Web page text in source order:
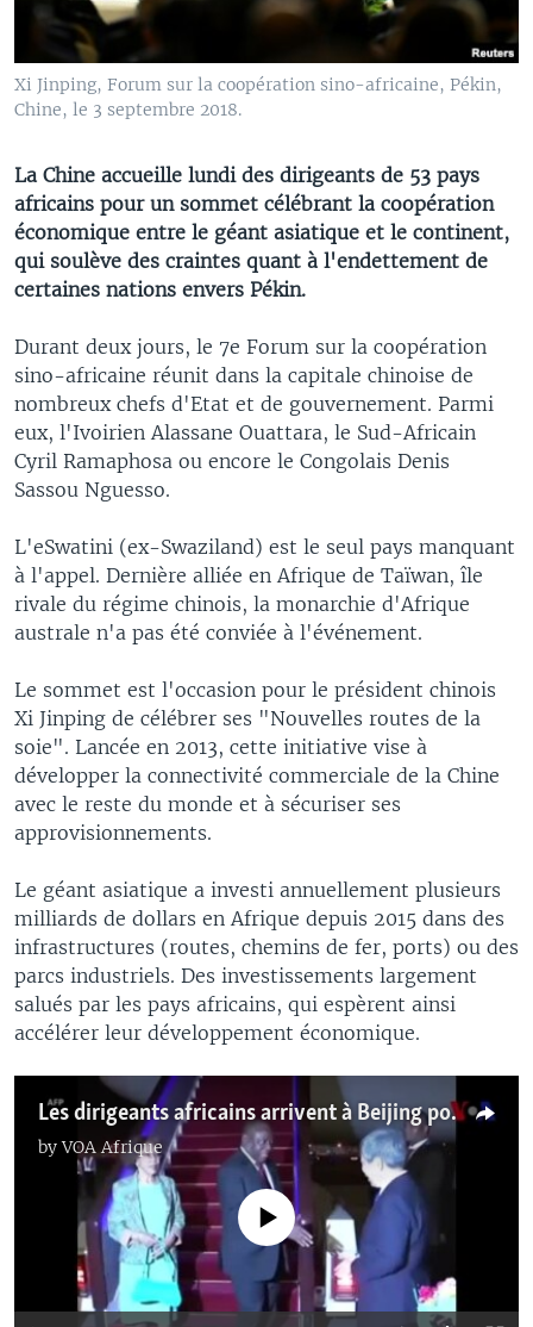
Xi Jinping, Forum sur la coopération sino-africaine, Pékin,
Chine, le 3 septembre 2018.
La Chine accueille lundi des dirigeants de 53 pays
africains pour un sommet célébrant la coopération
économique entre le géant asiatique et le continent,
qui soulève des craintes quant à l'endettement de
certaines nations envers Pékin.
Durant deux jours, le 7e Forum sur la coopération
sino-africaine réunit dans la capitale chinoise de
nombreux chefs d'Etat et de gouvernement. Parmi
eux, l'Ivoirien Alassane Ouattara, le Sud-Africain
Cyril Ramaphosa ou encore le Congolais Denis
Sassou Nguesso.
L'eSwatini (ex-Swaziland) est le seul pays manquant
à l'appel. Dernière alliée en Afrique de Taïwan, île
rivale du régime chinois, la monarchie d'Afrique
australe n'a pas été conviée à l'événement.
Le sommet est l'occasion pour le président chinois
Xi Jinping de célébrer ses "Nouvelles routes de la
soie". Lancée en 2013, cette initiative vise à
développer la connectivité commerciale de la Chine
avec le reste du monde et à sécuriser ses
approvisionnements.
Le géant asiatique a investi annuellement plusieurs
milliards de dollars en Afrique depuis 2015 dans des
infrastructures (routes, chemins de fer, ports) ou des
parcs industriels. Des investissements largement
salués par les pays africains, qui espèrent ainsi
accélérer leur développement économique.
Les dirigeants africains arrivent à Beijing pour le sommet du FOCAC
byVOA Afrique
No media source currently available